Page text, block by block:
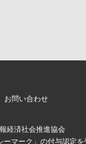
お問い合わせ
経済社会推進協会
ーマーク」の付与認定を